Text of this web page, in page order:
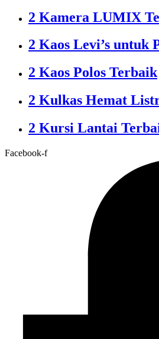
2 Kamera LUMIX
2 Kaos Levi’s untuk
2 Kaos Polos Terbaik
2 Kulkas Hemat
2 Kursi Lantai
Facebook-f